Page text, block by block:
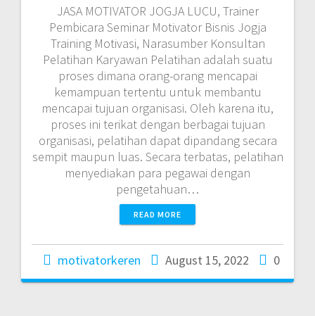
JASA MOTIVATOR JOGJA LUCU, Trainer
Pembicara Seminar Motivator Bisnis Jogja
Training Motivasi, Narasumber Konsultan
Pelatihan Karyawan Pelatihan adalah suatu
proses dimana orang-orang mencapai
kemampuan tertentu untuk membantu
mencapai tujuan organisasi. Oleh karena itu,
proses ini terikat dengan berbagai tujuan
organisasi, pelatihan dapat dipandang secara
sempit maupun luas. Secara terbatas, pelatihan
menyediakan para pegawai dengan
pengetahuan…
READ MORE
motivatorkeren August 15, 2022 0